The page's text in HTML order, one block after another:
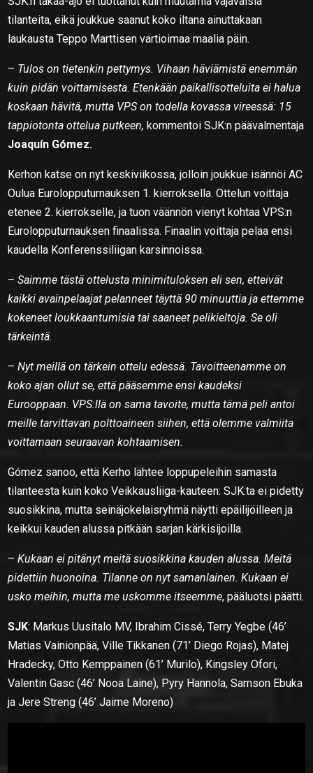
tilanteita, eikä joukkue saanut koko iltana ainuttakaan
laukausta Teppo Marttisen vartioimaa maalia päin.
– Tulos on tietenkin pettymys. Vihaan häviämistä enemmän
kuin pidän voittamisesta. Etenkään paikallisotteluita ei halua
koskaan hävitä, mutta VPS on todella kovassa vireessä: 15
tappiotonta ottelua putkeen, kommentoi SJK:n päävalmentaja
Joaquín Gómez.
Kerhon katse on nyt keskiviikossa, jolloin joukkue isännöi AC
Oulua Eurolopputurnauksen 1. kierroksella. Ottelun voittaja
etenee 2. kierrokselle, ja tuon väännön vienyt kohtaa VPS:n
Eurolopputurnauksen finaalissa. Finaalin voittaja pelaa ensi
kaudella Konferenssiliigan karsinnoissa.
– Saimme tästä ottelusta minimituloksen eli sen, etteivät
kaikki avainpelaajat pelanneet täyttä 90 minuuttia ja ettemme
kokeneet loukkaantumisia tai saaneet pelikieltoja. Se oli
tärkeintä.
– Nyt meillä on tärkein ottelu edessä. Tavoitteenamme on
koko ajan ollut se, että pääsemme ensi kaudeksi
Eurooppaan. VPS:llä on sama tavoite, mutta tämä peli antoi
meille tarvittavan polttoaineen siihen, että olemme valmiita
voittamaan seuraavan kohtaamisen.
Gómez sanoo, että Kerho lähtee loppupeleihin samasta
tilanteesta kuin koko Veikkausliiga-kauteen: SJK:ta ei pidetty
suosikkina, mutta seinäjokelaisryhmä näytti epäilijöilleen ja
keikkui kauden alussa pitkään sarjan kärkisijoilla.
–Kukaan ei pitänyt meitä suosikkina kauden alussa. Meitä
pidettiin huonoina. Tilanne on nyt samanlainen. Kukaan ei
usko meihin, mutta me uskomme itseemme, pääluotsi päätti.
SJK: Markus Uusitalo MV, Ibrahim Cissé, Terry Yegbe (46’
Matias Vainionpää, Ville Tikkanen (71’ Diego Rojas), Matej
Hradecky, Otto Kemppainen (61’ Murilo), Kingsley Ofori,
Valentin Gasc (46’ Nooa Laine), Pyry Hannola, Samson Ebuka
ja Jere Streng (46’ Jaime Moreno)